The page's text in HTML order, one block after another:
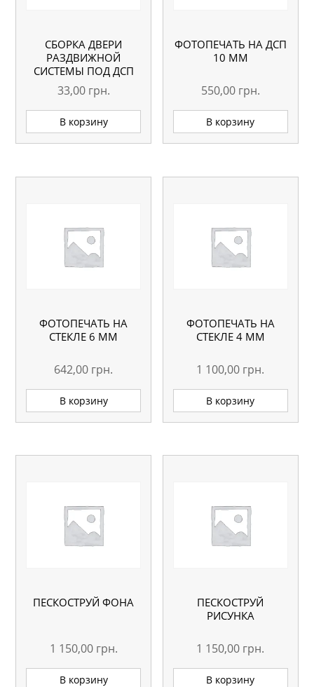
СБОРКА ДВЕРИ
РАЗДВИЖНОЙ
СИСТЕМЫ ПОД ДСП
33,00 грн.
В корзину
ФОТОПЕЧАТЬ НА ДСП
10 ММ
550,00 грн.
В корзину
ФОТОПЕЧАТЬ НА
СТЕКЛЕ 6 ММ
642,00 грн.
В корзину
ФОТОПЕЧАТЬ НА
СТЕКЛЕ 4 ММ
1 100,00 грн.
В корзину
ПЕСКОСТРУЙ ФОНА
1 150,00 грн.
В корзину
ПЕСКОСТРУЙ
РИСУНКА
1 150,00 грн.
В корзину